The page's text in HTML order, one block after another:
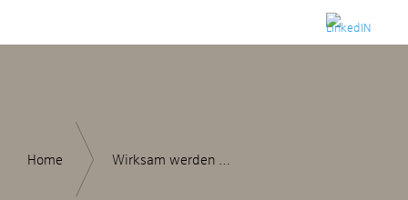
Home Wirksam werden …